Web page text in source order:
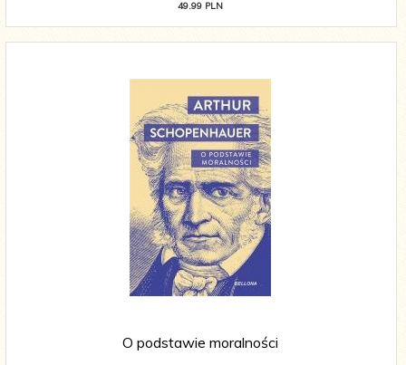
49.99 PLN
O podstawie moralności